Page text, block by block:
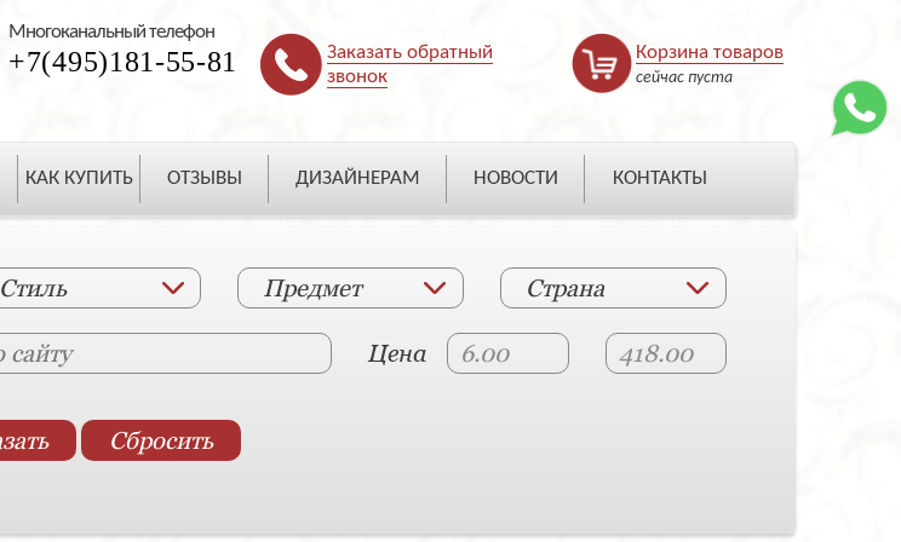
Многоканальный телефон
+7(495)181-55-81
Заказать обратный
звонок
Корзина товаров
сейчас пуста
КАК КУПИТЬ ОТЗЫВЫ ДИЗАЙНЕРАМ НОВОСТИ КОНТАКТЫ
Стиль Предмет Страна
Цена